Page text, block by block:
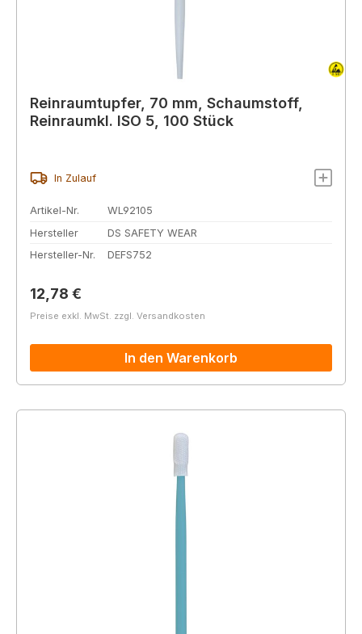
Reinraumtupfer, 70 mm, Schaumstoff,
Reinraumkl. ISO 5, 100 Stück
In Zulauf
Artikel-Nr.
WL92105
Hersteller
DS SAFETY WEAR
Hersteller-Nr.
DEFS752
Regulärer Preis:
12,78 €
Preise exkl. MwSt. zzgl. Versandkosten
In den Warenkorb